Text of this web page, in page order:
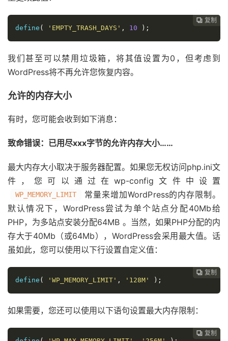
 复制
 复制
 复制
 复制
 复制
 复制
 复制
 复制
 复制
 复制
 复制
 复制
 复制
define ( 'EMPTY_TRASH_DAYS' , 10 );
我们甚至可以禁用垃圾箱，将其值设置为0，但考虑到
WordPress将不再允许您恢复内容。
允许的内存大小
有时，您可能会收到如下消息：
致命错误：已用尽xxx字节的允许内存大小……
最大内存大小取决于服务器配置。如果您无权访问php.ini文
件，您可以通过在wp-config文件中设置
WP_MEMORY_LIMIT
常量来增加WordPress的内存限制。
默认情况下，WordPress尝试为单个站点分配40Mb给
PHP，为多站点安装分配64MB 。当然，如果PHP分配的内
存大于40Mb（或64Mb），WordPress会采用最大值。话
虽如此，您可以使用以下行设置自定义值：
 复制
 复制
 复制
 复制
 复制
 复制
 复制
 复制
 复制
 复制
 复制
 复制
define ( 'WP_MEMORY_LIMIT' , '128M' );
如果需要，您还可以使用以下语句设置最大内存限制：
 复制
 复制
 复制
 复制
 复制
 复制
 复制
 复制
 复制
 复制
 复制